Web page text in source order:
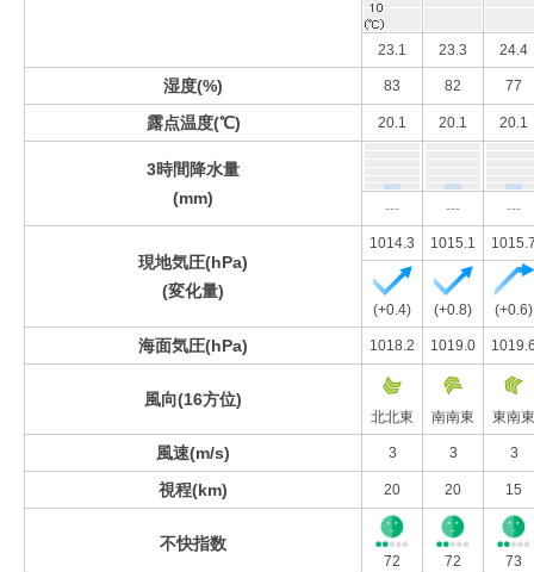
23.1 23.3 24.4
湿度(%) 83 82 77
露点温度(℃) 20.1 20.1 20.1
3時間降水量
(mm)
--- --- ---
現地気圧(hPa)
(変化量)
1014.3 1015.1
(+0.4) (+0.8) (+0.6)
海面気圧(hPa) 1018.2 1019.0
風向(16方位)
北北東 南南東 東南東
風速(m/s) 3 3 3
視程(km) 20 20 15
不快指数
72 72 73